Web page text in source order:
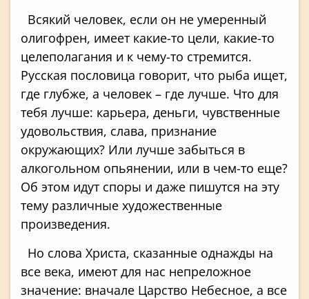
Всякий человек, если он не умеренный
олигофрен, имеет какие-то цели, какие-то
целеполагания и к чему-то стремится.
Русская пословица говорит, что рыба ищет,
где глубже, а человек – где лучше. Что для
тебя лучше: карьера, деньги, чувственные
удовольствия, слава, признание
окружающих? Или лучше забыться в
алкогольном опьянении, или в чем-то еще?
Об этом идут споры и даже пишутся на эту
тему различные художественные
произведения.
Но слова Христа, сказанные однажды на
все века, имеют для нас непреложное
значение: вначале Царство Небесное, а все